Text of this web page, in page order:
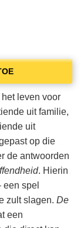
leven voor
uit familie,
uit
op die
de antwoorden
. Hierin
spel
zult slagen. De
een